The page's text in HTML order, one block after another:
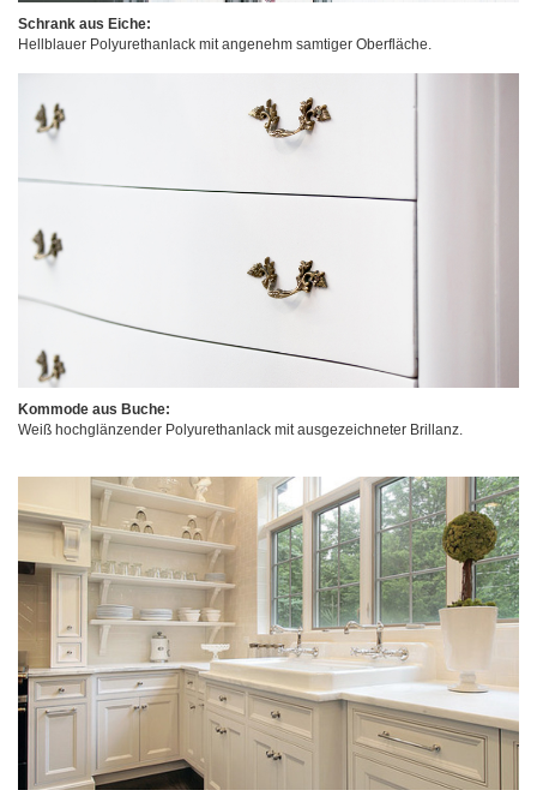
Schrank aus Eiche:
Hellblauer Polyurethanlack mit angenehm samtiger Oberfläche.
Kommode aus Buche:
Weiß hochglänzender Polyurethanlack mit ausgezeichneter Brillanz.